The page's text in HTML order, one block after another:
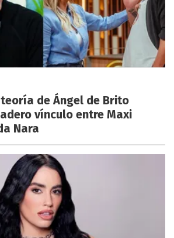
de Ángel de Brito
vínculo entre Maxi
Nara